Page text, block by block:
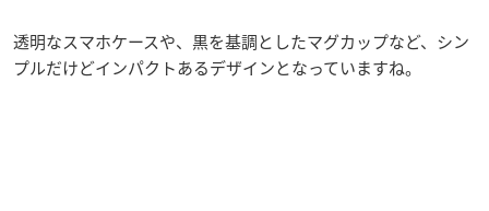
透明なスマホケースや、黒を基調としたマグカップなど、シン
プルだけどインパクトあるデザインとなっていますね。